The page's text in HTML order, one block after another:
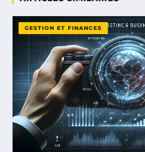
GESTION ET FINANCES